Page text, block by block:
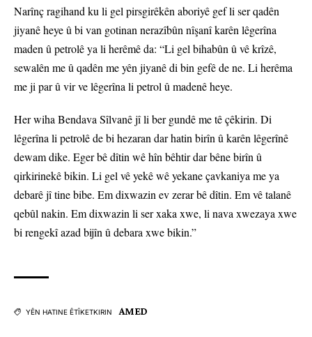
Narînç ragihand ku li gel pirsgirêkên aboriyê gef li ser qadên
jiyanê heye û bi van gotinan nerazîbûn nîşanî karên lêgerîna
maden û petrolê ya li herêmê da: “Li gel bihabûn û vê krîzê,
sewalên me û qadên me yên jiyanê di bin gefê de ne. Li herêma
me ji par û vir ve lêgerîna li petrol û madenê heye.
Her wiha Bendava Sîlvanê jî li ber gundê me tê çêkirin. Di
lêgerîna li petrolê de bi hezaran dar hatin birîn û karên lêgerînê
dewam dike. Eger bê dîtin wê hîn bêhtir dar bêne birîn û
qirkirinekê bikin. Li gel vê yekê wê yekane çavkaniya me ya
debarê jî tine bibe. Em dixwazin ev zerar bê dîtin. Em vê talanê
qebûl nakin. Em dixwazin li ser xaka xwe, li nava xwezaya xwe
bi rengekî azad bijîn û debara xwe bikin.”
YÊN HATINE ÊTÎKETKIRIN AMED